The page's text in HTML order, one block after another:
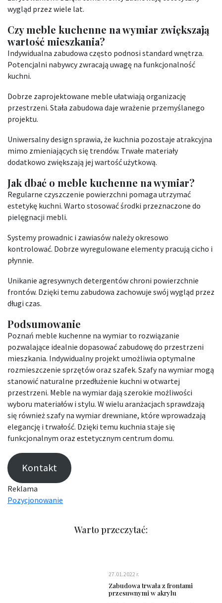
wygląd przez wiele lat.
Czy meble kuchenne na wymiar zwiększają
wartość mieszkania?
Indywidualna zabudowa często podnosi standard wnętrza.
Potencjalni nabywcy zwracają uwagę na funkcjonalność
kuchni.
Dobrze zaprojektowane meble ułatwiają organizację
przestrzeni. Stała zabudowa daje wrażenie przemyślanego
projektu.
Uniwersalny design sprawia, że kuchnia pozostaje atrakcyjna
mimo zmieniających się trendów. Trwałe materiały
dodatkowo zwiększają jej wartość użytkową.
Jak dbać o meble kuchenne na wymiar?
Regularne czyszczenie powierzchni pomaga utrzymać
estetykę kuchni. Warto stosować środki przeznaczone do
pielęgnacji mebli.
Systemy prowadnic i zawiasów należy okresowo
kontrolować. Dobrze wyregulowane elementy pracują cicho i
płynnie.
Unikanie agresywnych detergentów chroni powierzchnie
frontów. Dzięki temu zabudowa zachowuje swój wygląd przez
długi czas.
Podsumowanie
Poznań meble kuchenne na wymiar to rozwiązanie
pozwalające idealnie dopasować zabudowę do przestrzeni
mieszkania. Indywidualny projekt umożliwia optymalne
rozmieszczenie sprzętów oraz szafek. Szafy na wymiar mogą
stanowić naturalne przedłużenie kuchni w otwartej
przestrzeni. Meble na wymiar dają szerokie możliwości
wyboru materiałów i stylu. W wielu aranżacjach sprawdzają
się również szafy na wymiar drewniane, które wprowadzają
elegancję i trwałość. Dzięki temu kuchnia staje się
funkcjonalnym oraz estetycznym centrum domu.
Kontakt
Reklama
Pozycjonowanie
Warto przeczytać:
27.01.2022 r.
Zabudowa trwała z frontami
przesuwnymi w akrylu